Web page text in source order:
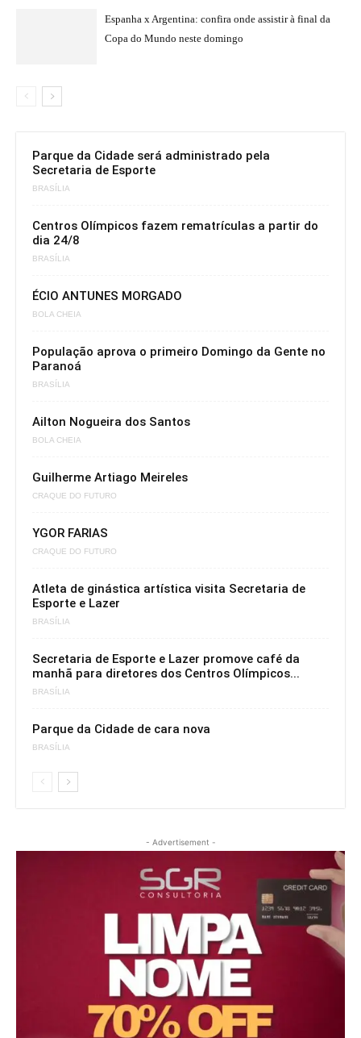
Espanha x Argentina: confira onde assistir à final da
Copa do Mundo neste domingo
Parque da Cidade será administrado pela
Secretaria de Esporte
BRASÍLIA
Centros Olímpicos fazem rematrículas a partir do
dia 24/8
BRASÍLIA
ÉCIO ANTUNES MORGADO
BOLA CHEIA
População aprova o primeiro Domingo da Gente no
Paranoá
BRASÍLIA
Ailton Nogueira dos Santos
BOLA CHEIA
Guilherme Artiago Meireles
CRAQUE DO FUTURO
YGOR FARIAS
CRAQUE DO FUTURO
Atleta de ginástica artística visita Secretaria de
Esporte e Lazer
BRASÍLIA
Secretaria de Esporte e Lazer promove café da
manhã para diretores dos Centros Olímpicos...
BRASÍLIA
Parque da Cidade de cara nova
BRASÍLIA
- Advertisement -